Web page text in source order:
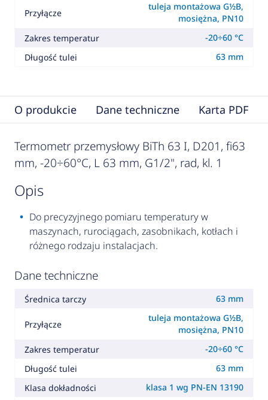
Przyłącze
tuleja montażowa G½B,
mosiężna, PN10
Zakres temperatur
-20÷60 °C
Długość tulei
63 mm
O produkcie Dane techniczne Karta PDF
Termometr przemysłowy BiTh 63 I, D201, fi63
mm, -20÷60°C, L 63 mm, G1/2", rad, kl. 1
opis
Do precyzyjnego pomiaru temperatury w
maszynach, rurociągach, zasobnikach, kotłach i
różnego rodzaju instalacjach.
Dane techniczne
Średnica tarczy 63 mm
Przyłącze
tuleja montażowa G½B,
mosiężna, PN10
Zakres temperatur
-20÷60 °C
Długość tulei
63 mm
Klasa dokładności
klasa 1 wg PN-EN 13190